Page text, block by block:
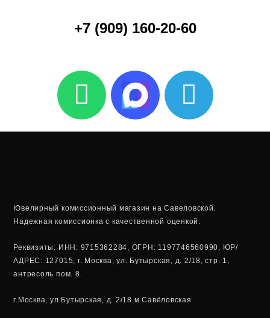
+7 (909) 160-20-60
W
h
a
a
p
p
T
e
l
r
a
m
Ювелирный комиссионный магазин на Савеловской.
Надежная комиссионка с качественной оценкой.
Реквизиты: ИНН: 9715362284, ОГРН: 1197746560990, ЮР/
АДРЕС: 127015, г. Москва, ул. Бутырская, д. 2/18, стр. 1,
антресоль пом. 8.
г.Москва, ул.Бутырская, д. 2/18 м.Савёловская